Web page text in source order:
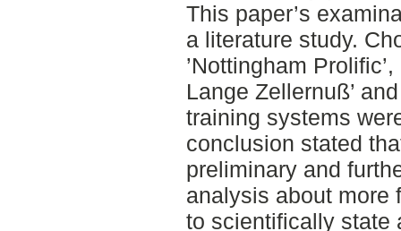
This paper’s
a literature study.
’Nottingham Prolific’,
Lange Zellernuß’
training systems
conclusion stated
preliminary and
analysis about more
to scientifically state